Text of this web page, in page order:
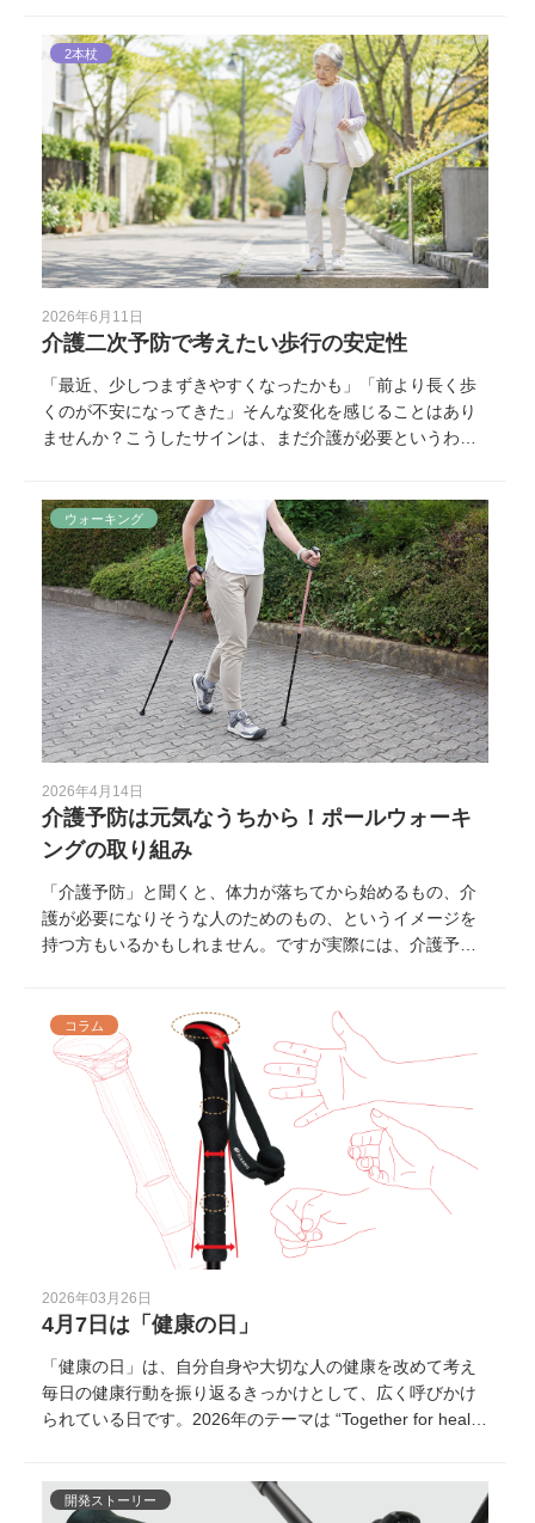
2本杖
2026年6月11日
介護二次予防で考えたい歩行の安定性
「最近、少しつまずきやすくなったかも」「前より長く歩
くのが不安になってきた」そんな変化を感じることはあり
ませんか？こうしたサインは、まだ介護が必要というわけ
しながら、外出や歩行を無理なく続けるための考え方と、2
本杖という選択肢についてご紹介します。
ウォーキング
2026年4月14日
介護予防は元気なうちから！ポールウォーキ
ングの取り組み
「介護予防」と聞くと、体力が落ちてから始めるもの、介
護が必要になりそうな人のためのもの、というイメージを
持つ方もいるかもしれません。ですが実際には、介護予防
じられる、60歳以上の元気なシニア世代の方に向けて、介
護一次予防の考え方と、取り入れやすい運動習慣をご紹介
します。
コラム
2026年03月26日
4月7日は「健康の日」
「健康の日」は、自分自身や大切な人の健康を改めて考え
毎日の健康行動を振り返るきっかけとして、広く呼びかけ
られている日です。2026年のテーマは “Together for healt
ていく今年、まずは大切な人と一緒に日々の歩き方や歩く
開発ストーリー